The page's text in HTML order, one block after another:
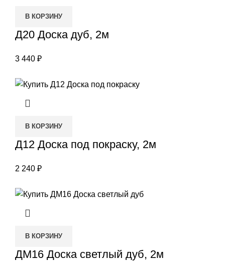
В КОРЗИНУ
Д20 Доска дуб, 2м
3 440 ₽
В КОРЗИНУ
Д12 Доска под покраску, 2м
2 240 ₽
В КОРЗИНУ
ДМ16 Доска светлый дуб, 2м